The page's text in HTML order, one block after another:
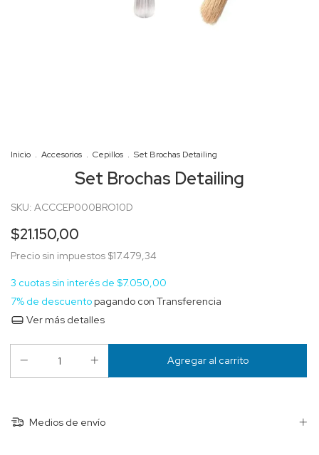
Inicio . Accesorios . Cepillos . Set Brochas Detailing
Set Brochas Detailing
SKU: ACCCEP000BRO10D
$21.150,00
Precio sin impuestos $17.479,34
3 cuotas sin interés de $7.050,00
7% de descuento pagando con Transferencia
Ver más detalles
Medios de envío